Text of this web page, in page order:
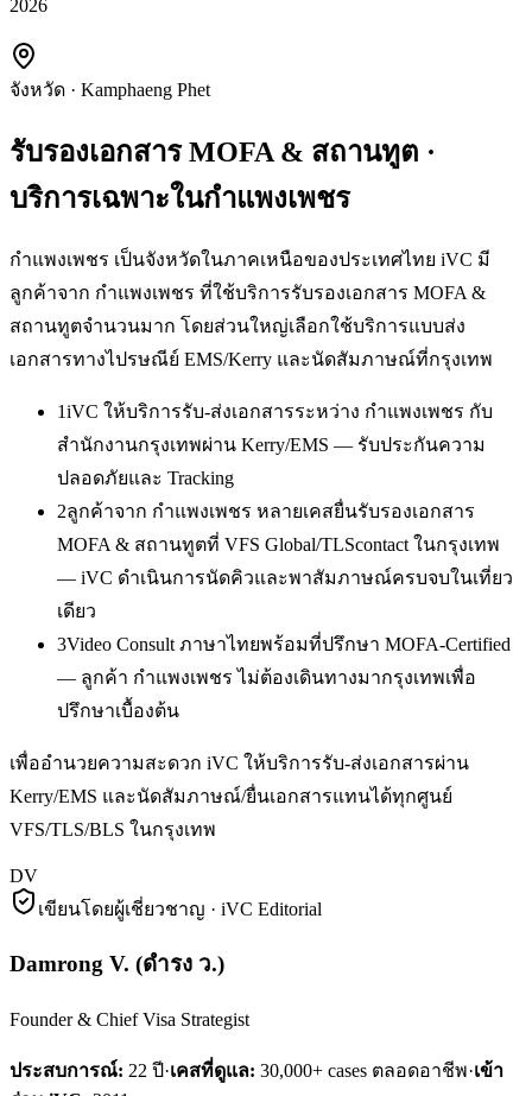
2026
จังหวัด · Kamphaeng Phet
รับรองเอกสาร MOFA & สถานทูต ·
บริการเฉพาะในกำแพงเพชร
กำแพงเพชร เป็นจังหวัดในภาคเหนือของประเทศไทย iVC มี
ลูกค้าจาก กำแพงเพชร ที่ใช้บริการรับรองเอกสาร MOFA &
สถานทูตจำนวนมาก โดยส่วนใหญ่เลือกใช้บริการแบบส่ง
เอกสารทางไปรษณีย์ EMS/Kerry และนัดสัมภาษณ์ที่กรุงเทพ
1iVC ให้บริการรับ-ส่งเอกสารระหว่าง กำแพงเพชร กับ
สำนักงานกรุงเทพผ่าน Kerry/EMS — รับประกันความ
ปลอดภัยและ Tracking
2ลูกค้าจาก กำแพงเพชร หลายเคสยื่นรับรองเอกสาร
MOFA & สถานทูตที่ VFS Global/TLScontact ในกรุงเทพ
— iVC ดำเนินการนัดคิวและพาสัมภาษณ์ครบจบในเที่ยว
เดียว
3Video Consult ภาษาไทยพร้อมที่ปรึกษา MOFA-Certified
— ลูกค้า กำแพงเพชร ไม่ต้องเดินทางมากรุงเทพเพื่อ
ปรึกษาเบื้องต้น
เพื่ออำนวยความสะดวก iVC ให้บริการรับ-ส่งเอกสารผ่าน
Kerry/EMS และนัดสัมภาษณ์/ยื่นเอกสารแทนได้ทุกศูนย์
VFS/TLS/BLS ในกรุงเทพ
DV
เขียนโดยผู้เชี่ยวชาญ · iVC Editorial
Damrong V. (ดำรง ว.)
Founder & Chief Visa Strategist
ประสบการณ์: 22 ปี·เคสที่ดูแล: 30,000+ cases ตลอดอาชีพ·เข้า